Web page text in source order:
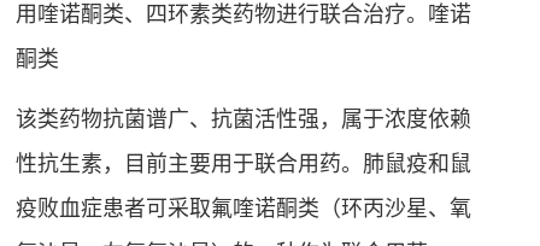
用喹诺酮类、四环素类药物进行联合治疗。喹诺
酮类
该类药物抗菌谱广、抗菌活性强，属于浓度依赖
性抗生素，目前主要用于联合用药。肺鼠疫和鼠
疫败血症患者可采取氟喹诺酮类（环丙沙星、氧